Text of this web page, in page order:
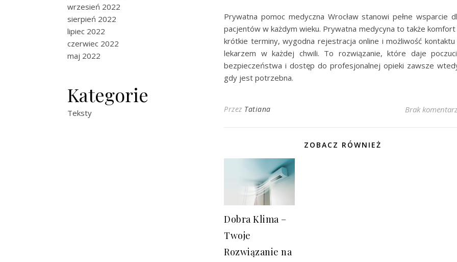
wrzesień 2022
sierpień 2022
lipiec 2022
czerwiec 2022
maj 2022
Kategorie
Teksty
Prywatna pomoc medyczna Wrocław stanowi pełne wsparcie
pacjentów w każdym wieku. Prywatna medycyna to także komfort
krótkie terminy, wygodna rejestracja online i możliwość kontaktu
lekarzem w każdej chwili. To rozwiązanie, które daje
bezpieczeństwa i dostęp do profesjonalnej opieki zawsze
gdy jest potrzebna.
Przez Tatiana Brak
ZOBACZ RÓWNIEŻ
Dobra Klima –
Twoje
Rozwiązanie na